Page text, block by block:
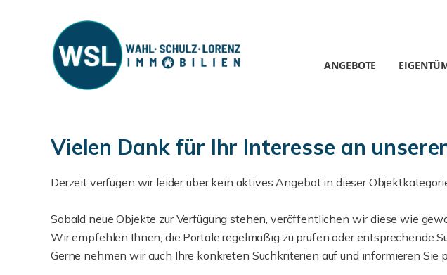
ANGEBOTE
Vielen Dank für Ihr Interesse an
Derzeit verfügen wir leider über kein aktives Angebot in dieser
Sobald neue Objekte zur Verfügung stehen, veröffentlichen wir diese wie
Wir empfehlen Ihnen, die Portale regelmäßig zu prüfen oder entsprechende
Gerne nehmen wir auch Ihre konkreten Suchkriterien auf und informieren